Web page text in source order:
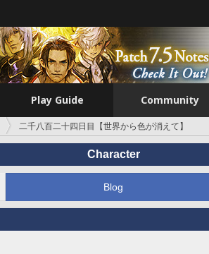
Play Guide Community
二千八百二十四日目【世界から色が消えて】
Character
Blog